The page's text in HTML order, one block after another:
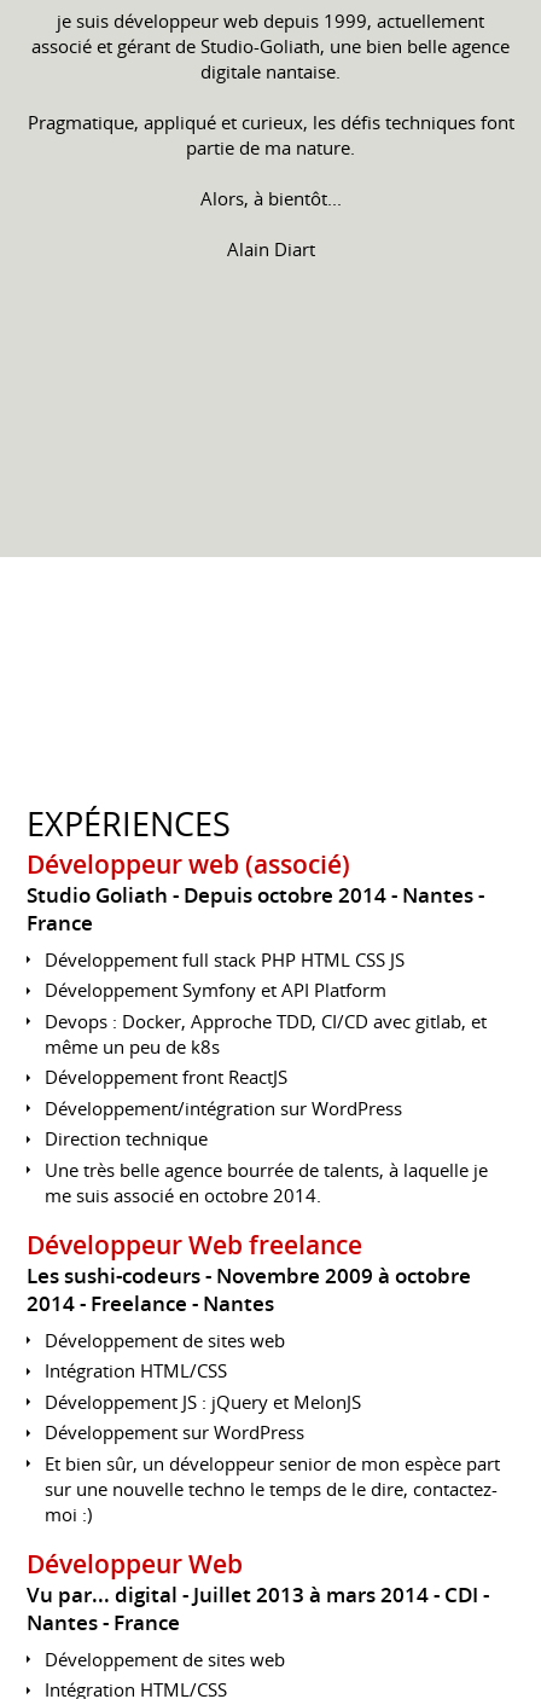
je suis développeur web depuis 1999, actuellement
associé et gérant de Studio-Goliath, une bien belle agence
digitale nantaise.
Pragmatique, appliqué et curieux, les défis techniques font
partie de ma nature.
Alors, à bientôt...
Alain Diart
EXPÉRIENCES
Développeur web (associé)
Studio Goliath Depuis octobre 2014 Nantes
France
Développement full stack PHP HTML CSS JS
Développement Symfony et API Platform
Devops : Docker, Approche TDD, CI/CD avec gitlab, et
même un peu de k8s
Développement front ReactJS
Développement/intégration sur WordPress
Direction technique
Une très belle agence bourrée de talents, à laquelle je
me suis associé en octobre 2014.
Développeur Web freelance
Les sushi-codeurs
Novembre 2009 à octobre
2014 Freelance Nantes
Développement de sites web
Intégration HTML/CSS
Développement JS : jQuery et MelonJS
Développement sur WordPress
Et bien sûr, un développeur senior de mon espèce part
sur une nouvelle techno le temps de le dire, contactez-
moi :)
Développeur Web
Vu par... digital Juillet 2013 à mars 2014 CDI
Nantes
France
Développement de sites web
Intégration HTML/CSS